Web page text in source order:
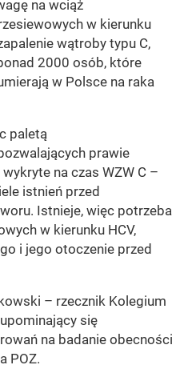
na wciąż
w kierunku
wątroby typu C,
2000 osób, które
w Polsce na raka
paletą
prawie
na czas WZW C –
istnień przed
Istnieje, więc potrzeba
w kierunku HCV,
i jego otoczenie przed
– rzecznik Kolegium
się
na badanie obecności
POZ.